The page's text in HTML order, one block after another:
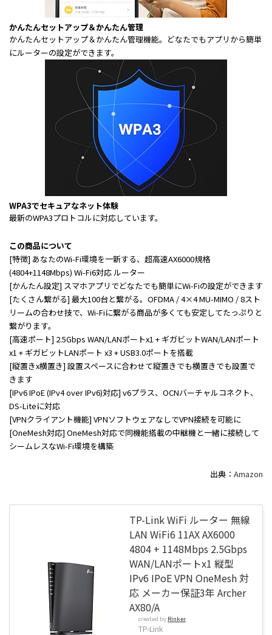
かんたんセットアップ＆かんたん管理
かんたんセットアップ＆かんたん管理機能。どなたでもアプリから簡単
にルーターの設定ができます。
WPA3でセキュアなネット体験
最新のWPA3プロトコルに対応しています。
この商品について
[特徴] あなたのWi-Fi環境を一新する、超高速AX6000規格
(4804+1148Mbps) Wi-Fi6対応 ルーター
[かんたん設定] スマホアプリでどなたでも簡単にWi-Fiの設定ができます
[たくさん繋がる] 最大100台と繋がる。OFDMA / 4×4 MU-MIMO / 8スト
リームの合わせ技で、Wi-Fiに繋がる商品が多くても安定してたっぷりと
繋がります。
[高速ポート] 2.5Gbps WAN/LANポートx1 + ギガビットWAN/LANポート
x1 + ギガビットLANポート x3 + USB3.0ポートを搭載
[縦置きx横置き] 設置スペースに合わせて縦置きでも横置きでも設置で
きます
[IPv6 IPoE (IPv4 over IPv6)対応] v6プラス、OCNバーチャルコネクト、
DS-Liteに対応
[VPNクライアント機能] VPNソフトウェアなしでVPN接続を可能に
[OneMesh対応] OneMesh対応で同機能搭載の中継機と一緒に接続して
シームレスなWi-Fi環境を構築
出典： Amazon
TP-Link WiFi ルーター 無線
LAN WiFi6 11AX AX6000
4804 + 1148Mbps 2.5Gbps
WAN/LANポートx1 縦型
IPv6 IPoE VPN OneMesh 対
応 メーカー保証3年 Archer
AX80/A
created by Rinker
TP-Link